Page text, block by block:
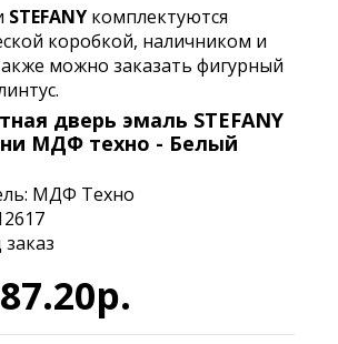
STEFANY комплектуются
коробкой, наличником и
можно заказать фигурный
дверь эмаль STEFANY
МДФ техно - Белый
МДФ Техно